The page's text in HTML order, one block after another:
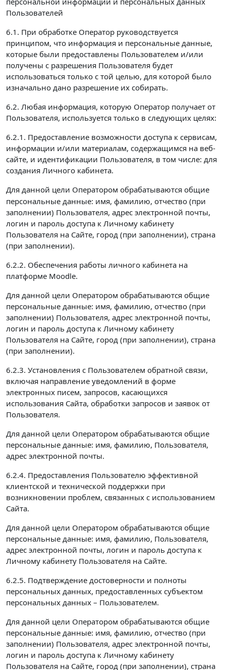
Пользователей
6.1. При обработке Оператор руководствуется
принципом, что информация и персональные данные,
которые были предоставлены Пользователем и/или
получены с разрешения Пользователя будет
использоваться только с той целью, для которой было
изначально дано разрешение их собирать.
6.2. Любая информация, которую Оператор получает от
Пользователя, используется только в следующих целях:
6.2.1. Предоставление возможности доступа к сервисам,
информации и/или материалам, содержащимся на веб-
сайте, и идентификации Пользователя, в том числе: для
создания Личного кабинета.
Для данной цели Оператором обрабатываются общие
персональные данные: имя, фамилию, отчество (при
заполнении) Пользователя, адрес электронной почты,
логин и пароль доступа к Личному кабинету
Пользователя на Сайте, город (при заполнении), страна
(при заполнении).
6.2.2. Обеспечения работы личного кабинета на
платформе Moodle.
Для данной цели Оператором обрабатываются общие
персональные данные: имя, фамилию, отчество (при
заполнении) Пользователя, адрес электронной почты,
логин и пароль доступа к Личному кабинету
Пользователя на Сайте, город (при заполнении), страна
(при заполнении).
6.2.3. Установления с Пользователем обратной связи,
включая направление уведомлений в форме
электронных писем, запросов, касающихся
использования Сайта, обработки запросов и заявок от
Пользователя.
Для данной цели Оператором обрабатываются общие
персональные данные: имя, фамилию, Пользователя,
адрес электронной почты.
6.2.4. Предоставления Пользователю эффективной
клиентской и технической поддержки при
возникновении проблем, связанных с использованием
Сайта.
Для данной цели Оператором обрабатываются общие
персональные данные: имя, фамилию, Пользователя,
адрес электронной почты, логин и пароль доступа к
Личному кабинету Пользователя на Сайте.
6.2.5. Подтверждение достоверности и полноты
персональных данных, предоставленных субъектом
персональных данных – Пользователем.
Для данной цели Оператором обрабатываются общие
персональные данные: имя, фамилию, отчество (при
заполнении) Пользователя, адрес электронной почты,
логин и пароль доступа к Личному кабинету
Пользователя на Сайте, город (при заполнении), страна